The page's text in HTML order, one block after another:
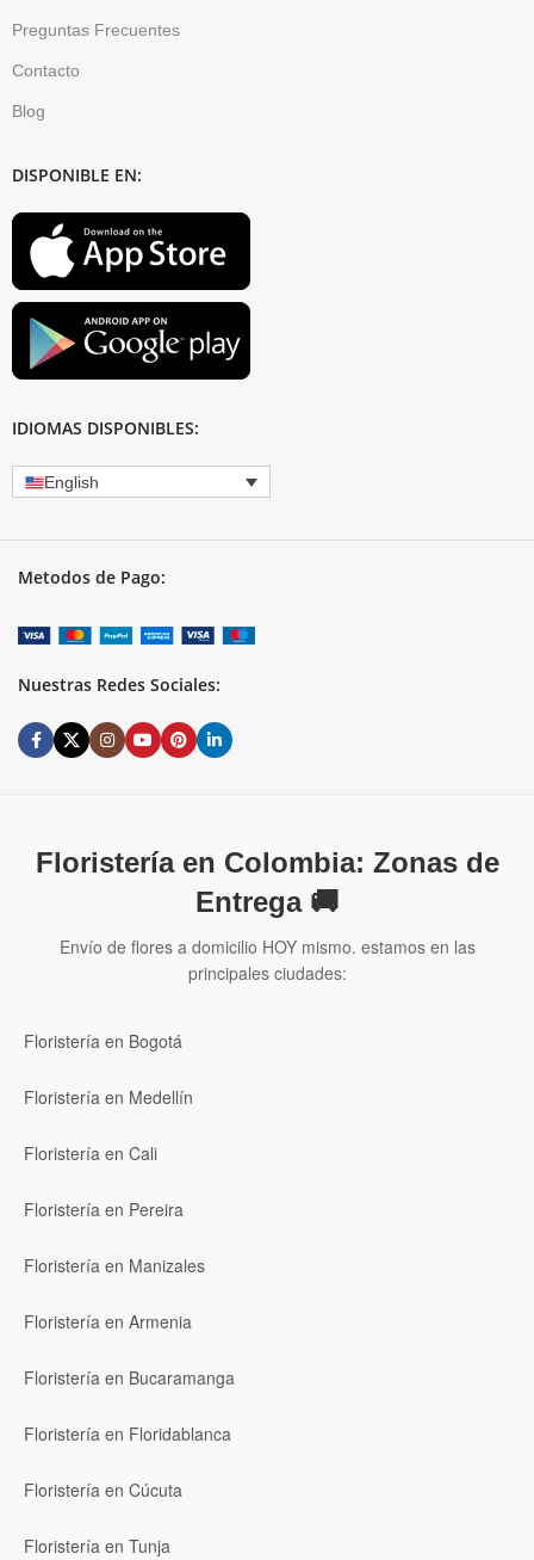
Preguntas Frecuentes
Contacto
Blog
DISPONIBLE EN:
IDIOMAS DISPONIBLES:
English
Metodos de Pago:
Nuestras Redes Sociales:
Floristería en Colombia: Zonas de
Entrega 🚚
Envío de flores a domicilio HOY mismo. estamos en las
principales ciudades:
Floristería en Bogotá
Floristería en Medellín
Floristería en Cali
Floristería en Pereira
Floristería en Manizales
Floristería en Armenia
Floristería en Bucaramanga
Floristería en Floridablanca
Floristería en Cúcuta
Floristería en Tunja